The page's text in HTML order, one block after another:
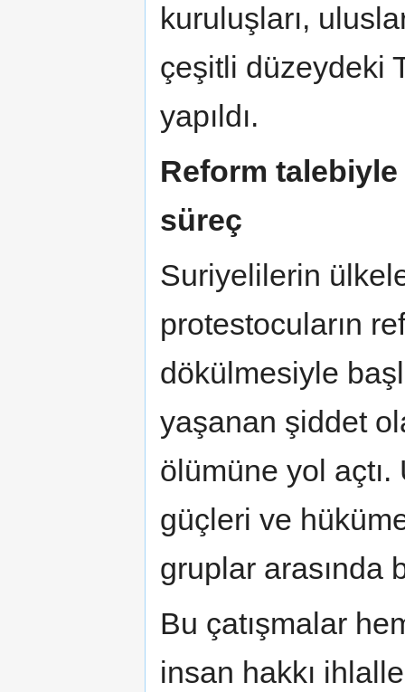
kuruluşları,
çeşitli düzeydeki
yapıldı.
Reform
süreç
Suriyelilerin
protestocuların
dökülmesiyle
yaşanan şiddet
ölümüne yol
güçleri ve
gruplar arasında
Bu çatışmalar
insan hakkı